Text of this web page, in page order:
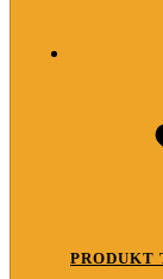
PRODUKT